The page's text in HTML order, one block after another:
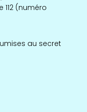
112 (numéro
au secret